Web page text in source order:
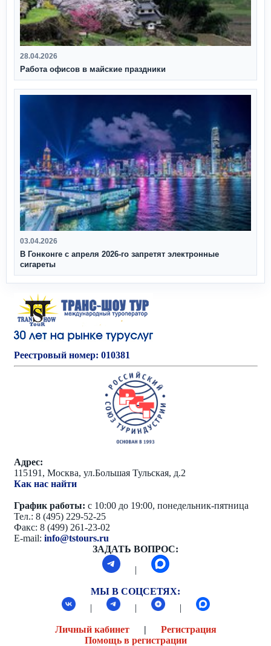
28.04.2026
Работа офисов в майские праздники
03.04.2026
В Гонконге с апреля 2026‑го запретят электронные
сигареты
Реестровый номер: 010381
Адрес:
115191, Москва, ул.Большая Тульская, д.2
Как нас найти
График работы: с 10:00 до 19:00, понедельник-пятница
Тел.: 8 (495) 229-52-25
Факс: 8 (499) 261-23-02
E-mail: info@tstours.ru
ЗАДАТЬ ВОПРОС:
|
МЫ В СОЦСЕТЯХ:
|
| |
Личный кабинет| Регистрация
Помощь в регистрации